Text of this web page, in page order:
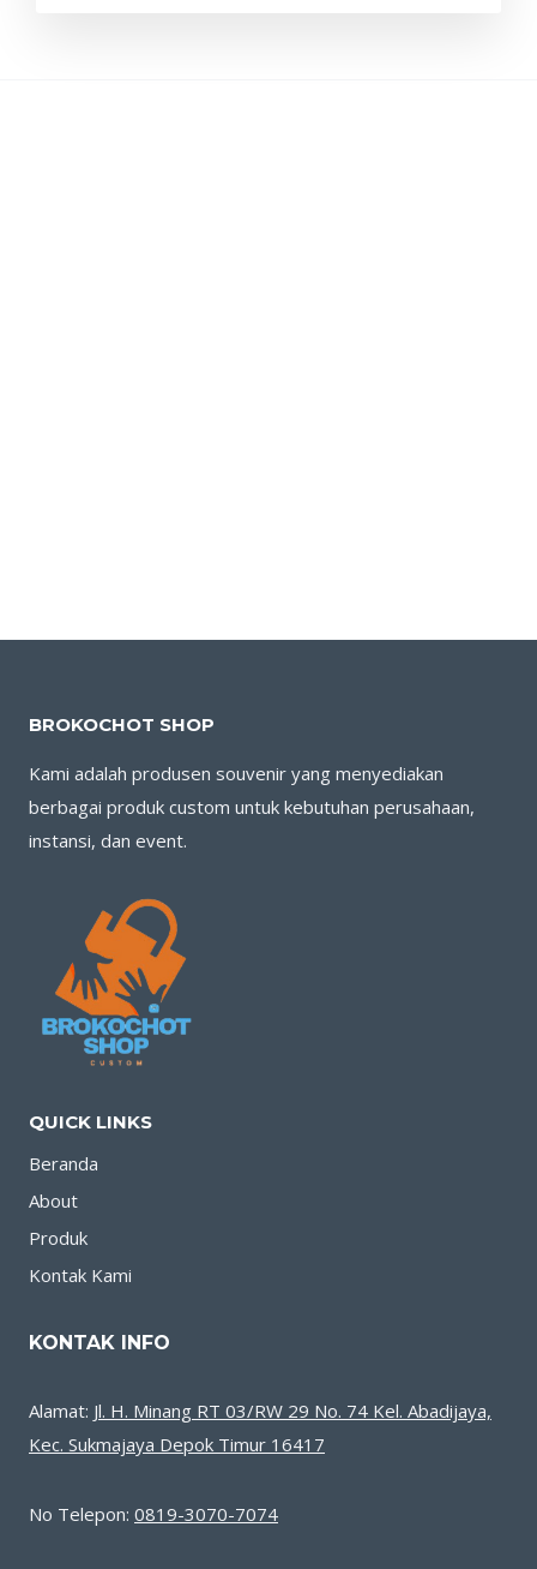
BROKOCHOT SHOP
Kami adalah produsen souvenir yang menyediakan
berbagai produk custom untuk kebutuhan perusahaan,
instansi, dan event.
QUICK LINKS
Beranda
About
Produk
Kontak Kami
KONTAK INFO
Alamat: Jl. H. Minang RT 03/RW 29 No. 74 Kel. Abadijaya,
Kec. Sukmajaya Depok Timur 16417
No Telepon: 0819-3070-7074